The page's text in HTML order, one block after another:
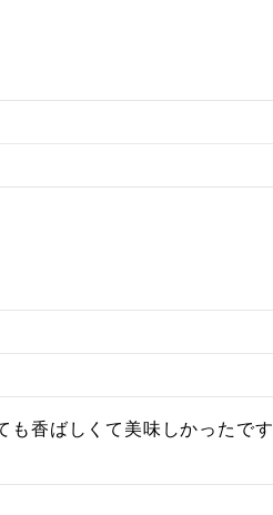
香ばしくて美味しかったで